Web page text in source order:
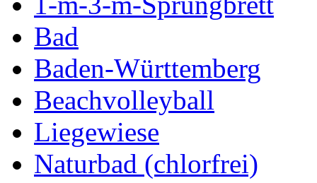
Bad
Baden-Württemberg
Beachvolleyball
Liegewiese
Naturbad (chlorfrei)